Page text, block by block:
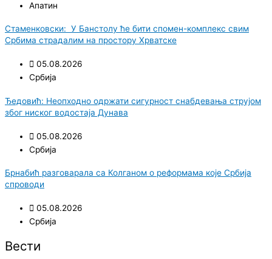
Апатин
Стаменковски: У Банстолу ће бити спомен-комплекс свим
Србима страдалим на простору Хрватске
05.08.2026
Србија
Ђедовић: Неопходно одржати сигурност снабдевања струјом
због ниског водостаја Дунава
05.08.2026
Србија
Брнабић разговарала са Колганом о реформама које Србија
спроводи
05.08.2026
Србија
Вести